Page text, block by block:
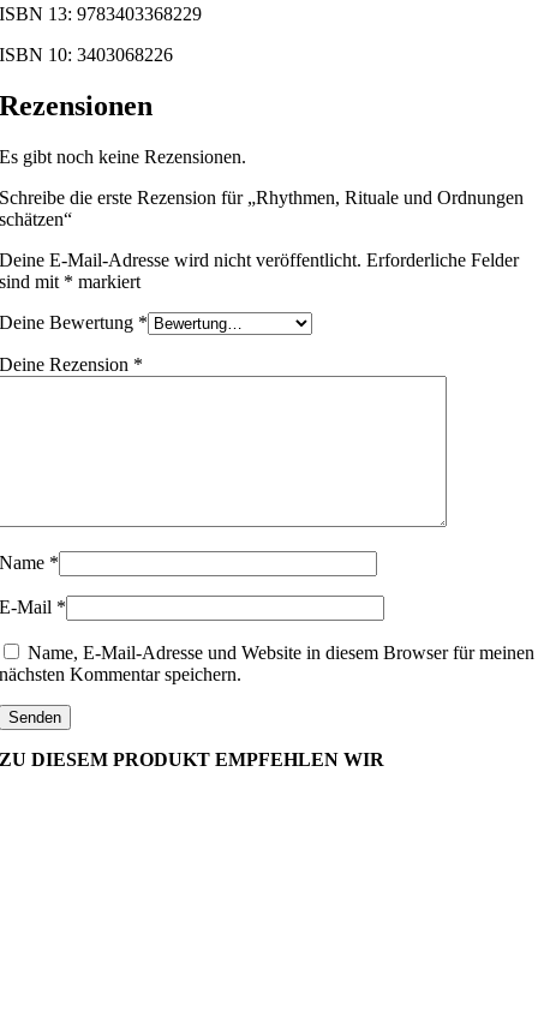
ISBN 13: 9783403368229
ISBN 10: 3403068226
Rezensionen
Es gibt noch keine Rezensionen.
Schreibe die erste Rezension für „Rhythmen, Rituale und Ordnungen
schätzen“
Deine E-Mail-Adresse wird nicht veröffentlicht. Erforderliche Felder
sind mit * markiert
Deine Bewertung *
Deine Rezension *
Name *
E-Mail *
Name, E-Mail-Adresse und Website in diesem Browser für meinen
nächsten Kommentar speichern.
ZU DIESEM PRODUKT EMPFEHLEN WIR